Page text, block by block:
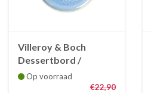
Villeroy & Boch
Dessertbord /
Ontbijtbord Crafted
Op voorraad
€22,90